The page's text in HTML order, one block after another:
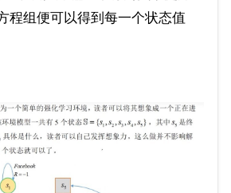
程组便可以得到每一个状态值